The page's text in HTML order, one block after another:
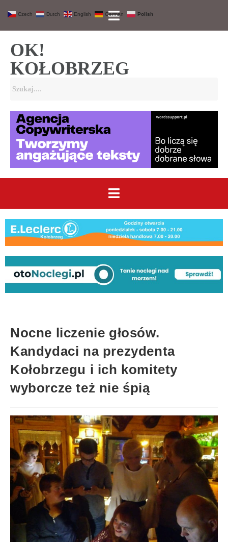
OK!
KOŁOBRZEG
Nocne liczenie głosów.
Kandydaci na prezydenta
Kołobrzegu i ich komitety
wyborcze też nie śpią
Czech Dutch English German Polish